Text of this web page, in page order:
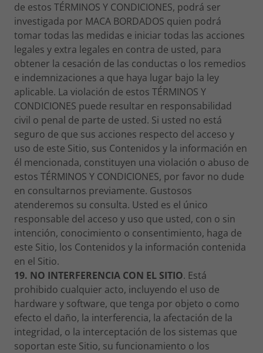
de estos TÉRMINOS Y CONDICIONES, podrá ser
investigada por MACA BORDADOS quien podrá
tomar todas las medidas e iniciar todas las acciones
legales y extra legales en contra de usted, para
obtener la cesación de las conductas o los remedios
e indemnizaciones a que haya lugar bajo la ley
aplicable. La violación de estos TÉRMINOS Y
CONDICIONES puede resultar en responsabilidad
civil o penal de parte de usted. Si usted no está
seguro de que sus acciones respecto del acceso y
uso de este Sitio, sus Contenidos y la información en
él mencionada, constituyen una violación o abuso de
estos TÉRMINOS Y CONDICIONES, por favor no dude
en consultarnos previamente. Gustosos
atenderemos su consulta. Usted es el único
responsable del acceso y uso que usted, con o sin
intención, conocimiento o consentimiento, haga de
este Sitio, los Contenidos y la información contenida
en el Sitio.
19. NO INTERFERENCIA CON EL SITIO. Está
prohibido cualquier acto, incluyendo el uso de
hardware y software, que tenga por objeto o como
efecto el daño, la interferencia, la afectación de la
integridad, o la interceptación de los sistemas que
soportan este Sitio, su funcionamiento o los